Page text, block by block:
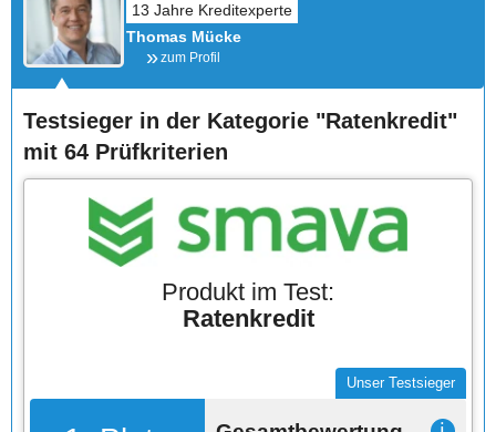
Thomas Mücke
zum Profil
Testsieger in der Kategorie "Ratenkredit"
mit 64 Prüfkriterien
Produkt im Test:
Ratenkredit
Unser Testsieger